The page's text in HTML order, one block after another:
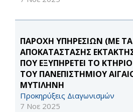
ΠΑΡΟΧΗ ΥΠΗΡΕΣΙΩΝ (ΜΕ ΤΑ
ΑΠΟΚΑΤΑΣΤΑΣΗΣ
ΠΟΥ ΕΞΥΠΗΡΕΤΕΙ ΤΟ
ΤΟΥ ΠΑΝΕΠΙΣΤΗΜΙΟΥ
ΜΥΤΙΛΗΝΗ
Προκηρύξεις Διαγωνισμών
7 Νοε 2025